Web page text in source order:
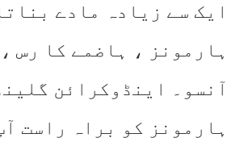
ایک سے زیادہ مادے
ہارمونز ، ہاضمے کا رس
آنسو۔ اینڈوکرائن
ہارمونز کو براہ راست